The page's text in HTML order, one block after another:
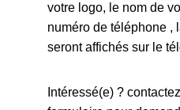
votre logo, le nom de
numéro de téléphone ,
seront affichés sur le
Intéressé(e) ?